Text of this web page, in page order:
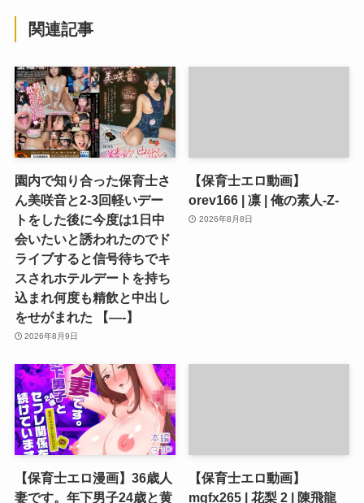
関連記事
園内で知り合った保育士さ
ん美咲音と2-3回軽いデー
トをした後に今度は1日中
会いたいと誘われたのでド
ライブすると信号待ちでキ
スされホテルデートを持ち
込まれ何度も精飲と中出し
をせがまれた 【—-】
2026年8月9日
【保育士エロ動画】
orev166 | 凛 | 俺の素人-Z-
2026年8月8日
【保育士エロ漫画】36歳人
妻です。年下男子24歳と黄
【保育士エロ動画】
mgfx265 | 花梨 2 | 陳飛龍